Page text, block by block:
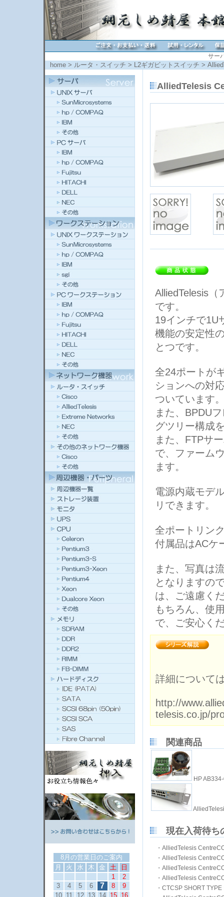
サー
home > ルータ・スイッチ > L2ギガビットスイッチ >
8月の営業日のご案内
月
火 水 木 金 土
日
1
2
3
4 5 6 7 8
9
10
11 12 13 14 15 16
AlliedTelesis
AlliedTelesis（
です。
19インチで1U
機能の安定性
とつです。
全24ポートが
ションへの対
ついています
また、BPDU
グツリー構成
また、FTPサ
で、ファーム
ます。
電源内蔵モデ
リできます。
全ポートリン
付属品はACケ
また、写真は
となりますの
は、ご遠慮く
もちろん、使
で、ご安心く
詳細について
http://
telesis.co.jp/
関連商品
HP
現在入荷待ち
・ AlliedTelesis
・ AlliedTelesis
・ AlliedTelesis
・ AlliedTelesis
・ CTCSP SHORT